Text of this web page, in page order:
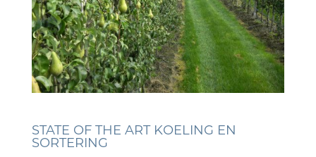
STATE OF THE ART KOELING EN
SORTERING